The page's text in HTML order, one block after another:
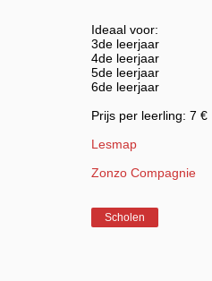
Ideaal voor:
3de leerjaar
4de leerjaar
5de leerjaar
6de leerjaar
Prijs per leerling: 7 €
Lesmap
Zonzo Compagnie
Scholen